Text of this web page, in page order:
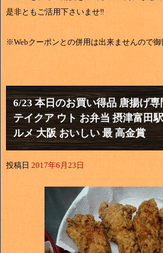
是非ともご活用下さいませ‼
※Webクーポンとの併用は出来ませんので御
6/23 本日のお買い得品 唐揚げ
テイクア ウト お弁当 摂津富田
ルメ 大阪 おいしい 最 高金賞
投稿日 2017年6月23日